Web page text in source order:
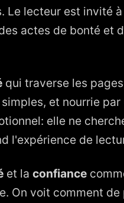
Le lecteur est invité
actes de bonté et
qui traverse les
et nourrie par
elle ne
l'expérience de
et la confiance
On voit comment